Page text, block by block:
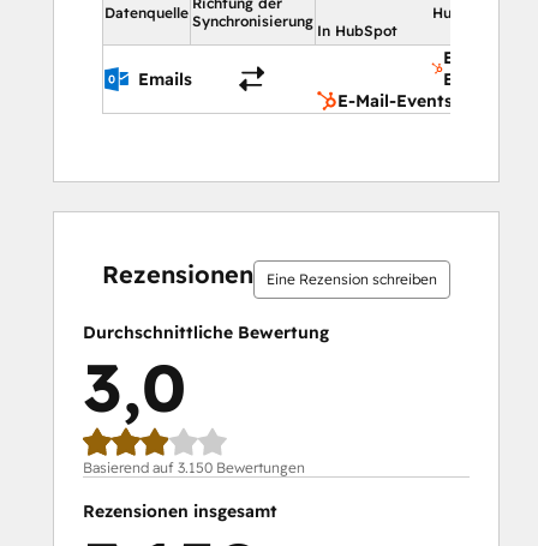
Datenquelle Synchronisierung
HubSpot
In HubSpot
Emails
E-Mail-
Events
E-Mail-Events
Rezensionen Eine Rezension schreiben
Durchschnittliche Bewertung
3,0
Basierend auf 3.150 Bewertungen
Rezensionen insgesamt